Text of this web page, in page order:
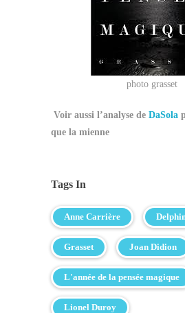
photo grasset
Voir aussi l’analyse de DaSola
que la mienne
Tags In
Anne Carrière
Grasset Joan Didion
L'année de la pensée magique
Lionel Duroy